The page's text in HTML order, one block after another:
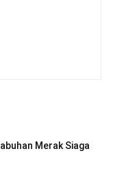
Merak Siaga